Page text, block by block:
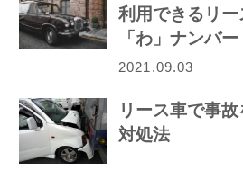
利用できるリ
「わ」ナンバー
2021.09.03
リース車で事
対処法